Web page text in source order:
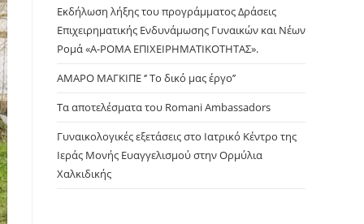
Εκδήλωση λήξης του προγράμματος Δράσεις
Επιχειρηματικής Ενδυνάμωσης Γυναικών και Νέων
Ρομά «Α-ΡΟΜΑ ΕΠΙΧΕΙΡΗΜΑΤΙΚΟΤΗΤΑΣ».
ΑΜΑΡΟ ΜΑΓΚΙΠΕ ‘’ Το δικό μας έργο’’
Τα αποτελέσματα του Romani Ambassadors
Γυναικολογικές εξετάσεις στο Ιατρικό Κέντρο της
Ιεράς Μονής Ευαγγελισμού στην Ορμύλια
Χαλκιδικής